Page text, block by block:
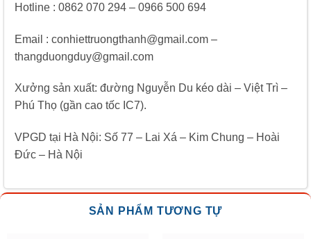
Hotline : 0862 070 294 – 0966 500 694
Email : conhiettruongthanh@gmail.com –
thangduongduy@gmail.com
Xưởng sản xuất: đường Nguyễn Du kéo dài – Việt Trì –
Phú Thọ (gần cao tốc IC7).
VPGD tại Hà Nội: Số 77 – Lai Xá – Kim Chung – Hoài
Đức – Hà Nội
SẢN PHẨM TƯƠNG TỰ